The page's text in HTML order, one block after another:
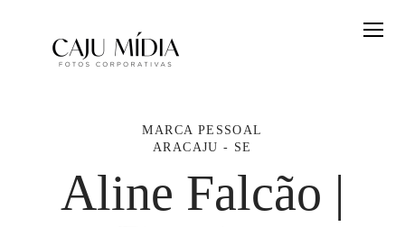
MARCA PESSOAL
ARACAJU - SE
Aline Falcão |